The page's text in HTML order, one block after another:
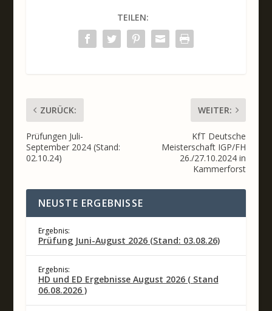
TEILEN:
ZURÜCK:
Prüfungen Juli-
September 2024 (Stand:
02.10.24)
WEITER:
KfT Deutsche
Meisterschaft IGP/FH
26./27.10.2024 in
Kammerforst
NEUSTE ERGEBNISSE
Ergebnis:
Prüfung Juni-August 2026 (Stand: 03.08.26)
Ergebnis:
HD und ED Ergebnisse August 2026 ( Stand
06.08.2026 )